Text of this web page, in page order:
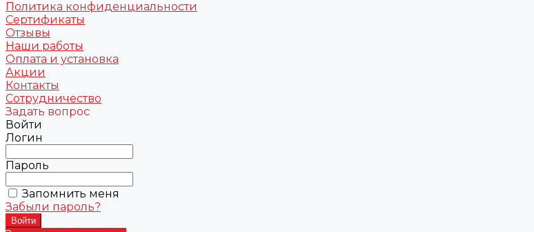
Политика конфиденциальности
Сертификаты
Отзывы
Наши работы
Оплата и установка
Акции
Контакты
Сотрудничество
Задать вопрос
Войти
Логин
Пароль
Запомнить меня
Забыли пароль?